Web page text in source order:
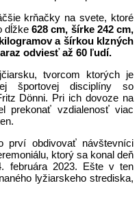
krňačky na svete, ktoré
dĺžke 628 cm, šírke 242 cm,
a šírkou klzných
odviesť až 60 ľudí.
tvorcom ktorých je
športovej disciplíny so
Dönni. Pri ich dovoze na
prekonať vzdialenosť viac
prví obdivovať návštevníci
ktorý sa konal deň
februára 2023. Ešte v ten
lyžiarskeho strediska,